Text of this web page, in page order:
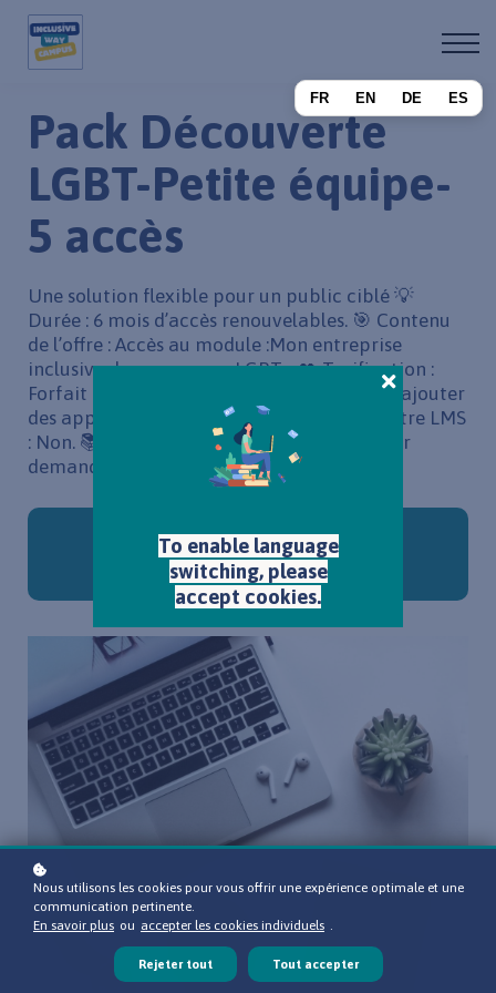
Se connecter
S'inscrire
Pack Découverte
LGBT-Petite équipe-
5 accès
Une solution flexible pour un public ciblé 💡
Durée : 6 mois d’accès renouvelables. 🎯 Contenu
de l’offre : Accès au module :Mon entreprise
inclusive des personnes LGBT+ 👥 Tarification :
Forfait 5 apprenants (nous contacter pour ajouter
des apprenants). 🎨 Personnalisation de votre LMS
: Non. 📚 Modules personnalisables : non. Sur
demande. 📊 Statistiques : Oui.
Je veux proposer cette formation à mon
équipe !
€1,500 / 6 mois
To enable language
switching, please
accept cookies.
FR EN DE ES
Nous utilisons les cookies pour vous offrir une expérience optimale et une
communication pertinente.
En savoir plus ou accepter les cookies individuels .
Rejeter tout Tout accepter